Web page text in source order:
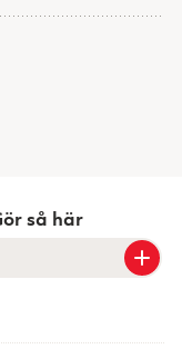
så här